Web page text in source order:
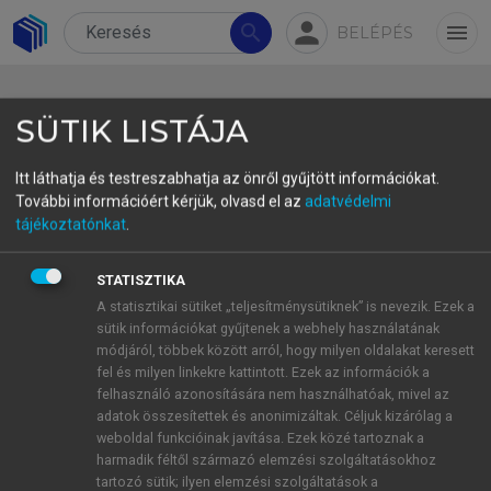
search person BELÉPÉS menu
3.3.4.2. Okos desztináció és
társadalmi reziliencia
Bethune, Buhalis és Miles (2022 ) szerint az
inkluzivitás és a reziliencia szorosan összefüggő
fogalmak. Egy valóban okos desztináció nemcsak
technológiailag felkészült, hanem társadalmilag is
ellenálló. A tanulmányban bemutatott modell
alapján a desztinációk akkor tekinthetők okosnak,
ha képesek adaptálódni a válságokhoz, miközben
SÜTIK LISTÁJA
Itt láthatja és testreszabhatja az önről gyűjtött információkat.
További információért kérjük, olvasd el az adatvédelmi
tájékoztatónkat.
STATISZTIKA
A statisztikai sütiket „teljesítménysütiknek” is nevezik. Ezek a
sütik információkat gyűjtenek a webhely használatának
módjáról, többek között arról, hogy milyen oldalakat keresett
fel és milyen linkekre kattintott. Ezek az információk a
felhasználó azonosítására nem használhatóak, mivel az
adatok összesítettek és anonimizáltak. Céljuk kizárólag a
weboldal funkcióinak javítása. Ezek közé tartoznak a
harmadik féltől származó elemzési szolgáltatásokhoz
tartozó sütik; ilyen elemzési szolgáltatások a